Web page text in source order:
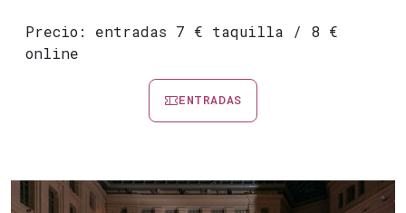
Precio: entradas 7 € taquilla / 8 €
online
ENTRADAS